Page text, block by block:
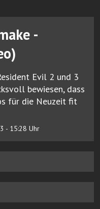
-
Evil 2 und 3
bewiesen, dass
für die Neuzeit fit
- 15:28 Uhr